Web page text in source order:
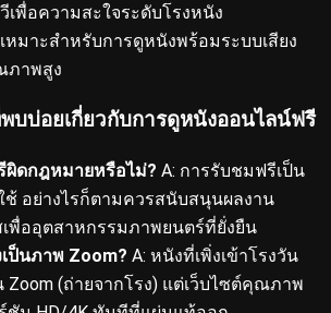
เพื่อความสะใจระดับโรงหนัง
เหมาะสำหรับการดูหนังพร้อมระบบเสียง
ภาพสูง
บบ่อยเกี่ยวกับการดูหนังออนไลน์ฟรี
ผิดกฎหมายหรือไม่? A: การรับชมฟรีเป็น
ช้ อย่างไรก็ตามควรสนับสนุนผลงาน
พื่ออุตสาหกรรมภาพยนตร์ที่ยั่งยืน
เป็นภาพ Zoom? A: หนังที่เพิ่งเข้าโรงวัน
Zoom (ถ่ายจากโรง) แต่เว็บไซต์คุณภาพ